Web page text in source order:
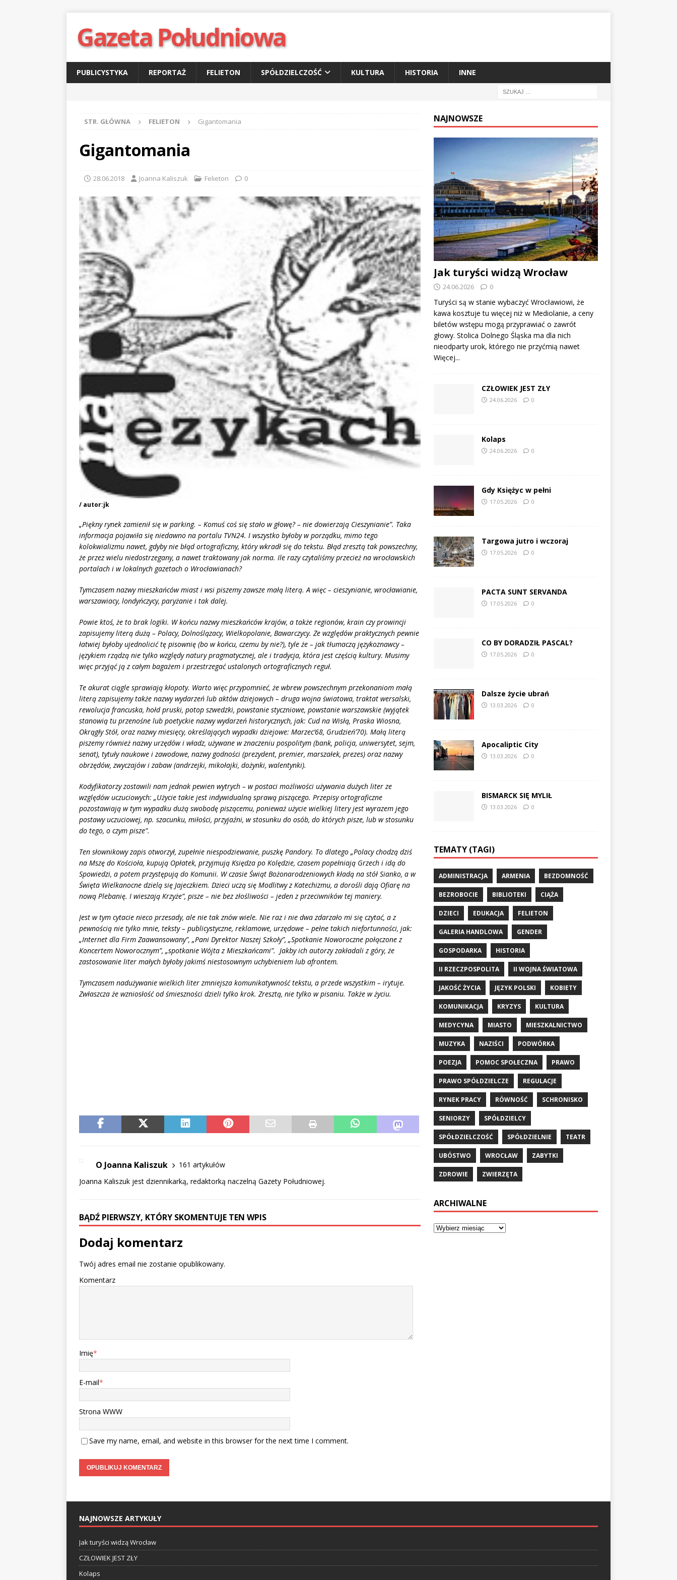
Gazeta Południowa
PUBLICYSTYKA REPORTAŻ FELIETON SPÓŁDZIELCZOŚĆ KULTURA HISTORIA INNE
STR. GŁÓWNA FELIETON Gigantomania
Gigantomania
28.06.2018 Joanna Kaliszuk Felieton 0
/ autor:jk
„Piękny rynek zamienił się w parking. – Komuś coś się stało w głowę? – nie dowierzają Cieszynianie”. Taka
informacja pojawiła się niedawno na portalu TVN24. I wszystko byłoby w porządku, mimo tego
kolokwializmu nawet, gdyby nie błąd ortograficzny, który wkradł się do tekstu. Błąd zresztą tak powszechny,
że przez wielu niedostrzegany, a nawet traktowany jak norma. Ile razy czytaliśmy przecież na wrocławskich
portalach i w lokalnych gazetach o Wrocławianach?
Tymczasem nazwy mieszkańców miast i wsi piszemy zawsze małą literą. A więc – cieszynianie, wrocławianie,
warszawiacy, londyńczycy, paryżanie i tak dalej.
Powie ktoś, że to brak logiki. W końcu nazwy mieszkańców krajów, a także regionów, krain czy prowincji
zapisujemy literą dużą – Polacy, Dolnoślązacy, Wielkopolanie, Bawarczycy. Ze względów praktycznych pewnie
łatwiej byłoby ujednolicić tę pisownię (bo w końcu, czemu by nie?), tyle że – jak tłumaczą językoznawcy –
językiem rządzą nie tylko względy natury pragmatycznej, ale i tradycja, która jest częścią kultury. Musimy
więc przyjąć ją z całym bagażem i przestrzegać ustalonych ortograficznych reguł.
Te akurat ciągle sprawiają kłopoty. Warto więc przypomnieć, że wbrew powszechnym przekonaniom małą
literą zapisujemy także nazwy wydarzeń lub aktów dziejowych – druga wojna światowa, traktat wersalski,
rewolucja francuska, hołd pruski, potop szwedzki, powstanie styczniowe, powstanie warszawskie (wyjątek
stanowią tu przenośne lub poetyckie nazwy wydarzeń historycznych, jak: Cud na Wisłą, Praska Wiosna,
Okrągły Stół, oraz nazwy miesięcy, określających wypadki dziejowe: Marzec’68, Grudzień’70). Małą literą
piszemy również nazwy urzędów i władz, używane w znaczeniu pospolitym (bank, policja, uniwersytet, sejm,
senat), tytuły naukowe i zawodowe, nazwy godności (prezydent, premier, marszałek, prezes) oraz nazwy
obrzędów, zwyczajów i zabaw (andrzejki, mikołajki, dożynki, walentynki).
Kodyfikatorzy zostawili nam jednak pewien wytrych – w postaci możliwości używania dużych liter ze
względów uczuciowych: „Użycie takie jest indywidualną sprawą piszącego. Przepisy ortograficzne
pozostawiają w tym wypadku dużą swobodę piszącemu, ponieważ użycie wielkiej litery jest wyrazem jego
postawy uczuciowej, np. szacunku, miłości, przyjaźni, w stosunku do osób, do których pisze, lub w stosunku
do tego, o czym pisze”.
Ten słownikowy zapis otworzył, zupełnie niespodziewanie, puszkę Pandory. To dlatego „Polacy chodzą dziś
na Mszę do Kościoła, kupują Opłatek, przyjmują Księdza po Kolędzie, czasem popełniają Grzech i idą do
Spowiedzi, a potem przystępują do Komunii. W czasie Świąt Bożonarodzeniowych kładą na stół Sianko, a w
Święta Wielkanocne dzielą się Jajeczkiem. Dzieci uczą się Modlitwy z Katechizmu, a dorośli dają Ofiarę na
nową Plebanię. I wieszają Krzyże”, pisze – nie bez złośliwości – jeden z przeciwników tej maniery.
Jest w tym cytacie nieco przesady, ale nie tak znów wiele. Nie raz i nie dwa zdarzało mi się czytać, a z
pewnością nie tylko mnie, teksty – publicystyczne, reklamowe, urzędowe – pełne takich niefortunności, jak:
„Internet dla Firm Zaawansowany”, „Pani Dyrektor Naszej Szkoły”, „Spotkanie Noworoczne połączone z
Koncertem Noworocznym”, „spotkanie Wójta z Mieszkańcami”. Jakby ich autorzy zakładali z góry, że
zastosowanie liter małych byłoby jakimś niestosownym uchybieniem lub afrontem.
Tymczasem nadużywanie wielkich liter zmniejsza komunikatywność tekstu, a przede wszystkim – irytuje.
Zwłaszcza że wzniosłość od śmieszności dzieli tylko krok. Zresztą, nie tylko w pisaniu. Także w życiu.
O Joanna Kaliszuk
161 artykułów
Joanna Kaliszuk jest dziennikarką, redaktorką naczelną Gazety Południowej.
BĄDŹ PIERWSZY, KTÓRY SKOMENTUJE TEN WPIS
Dodaj komentarz
Twój adres email nie zostanie opublikowany.
Komentarz
Imię*
E-mail*
Strona WWW
Save my name, email, and website in this browser for the next time I comment.
NAJNOWSZE
Jak turyści widzą Wrocław
24.06.2026 0
Turyści są w stanie wybaczyć Wrocławiowi, że
kawa kosztuje tu więcej niż w Mediolanie, a ceny
biletów wstępu mogą przyprawiać o zawrót
głowy. Stolica Dolnego Śląska ma dla nich
nieodparty urok, którego nie przyćmią nawet
Więcej...
CZŁOWIEK JEST ZŁY
24.06.2026 0
Kolaps
24.06.2026 0
Gdy Księżyc w pełni
17.05.2026 0
Targowa jutro i wczoraj
17.05.2026 0
PACTA SUNT SERVANDA
17.05.2026 0
CO BY DORADZIŁ PASCAL?
17.05.2026 0
Dalsze życie ubrań
13.03.2026 0
Apocaliptic City
13.03.2026 0
BISMARCK SIĘ MYLIŁ
13.03.2026 0
TEMATY (TAGI)
ADMINISTRACJA ARMENIA BEZDOMNOŚĆ
BEZROBOCIE BIBLIOTEKI CIĄŻA
DZIECI EDUKACJA FELIETON
GALERIA HANDLOWA GENDER
GOSPODARKA HISTORIA
II RZECZPOSPOLITA II WOJNA ŚWIATOWA
JAKOŚĆ ŻYCIA JĘZYK POLSKI KOBIETY
KOMUNIKACJA KRYZYS KULTURA
MEDYCYNA MIASTO MIESZKALNICTWO
MUZYKA NAZIŚCI PODWÓRKA
POEZJA POMOC SPOŁECZNA PRAWO
PRAWO SPÓŁDZIELCZE REGULACJE
RYNEK PRACY RÓWNOŚĆ SCHRONISKO
SENIORZY SPÓŁDZIELCY
SPÓŁDZIELCZOŚĆ SPÓŁDZIELNIE TEATR
UBÓSTWO WROCŁAW ZABYTKI
ZDROWIE ZWIERZĘTA
ARCHIWALNE
NAJNOWSZE ARTYKUŁY
Jak turyści widzą Wrocław
CZŁOWIEK JEST ZŁY
Kolaps